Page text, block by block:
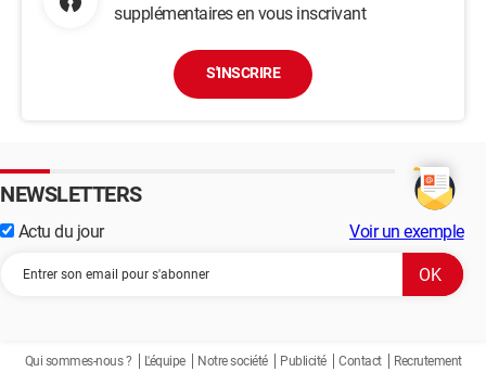
supplémentaires en vous inscrivant
S'INSCRIRE
NEWSLETTERS
Actu du jour Voir un exemple
Qui sommes-nous ? L'équipe Notre société Publicité Contact
Recrutement